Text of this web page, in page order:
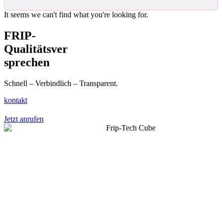
It seems we can't find what you're looking for.
FRIP-
Qualitätsver
sprechen
Schnell – Verbindlich – Transparent.
kontakt
Jetzt anrufen